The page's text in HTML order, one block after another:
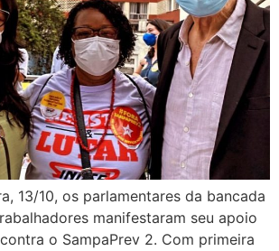
13/10, os parlamentares da bancada
manifestaram seu apoio
o SampaPrev 2. Com primeira